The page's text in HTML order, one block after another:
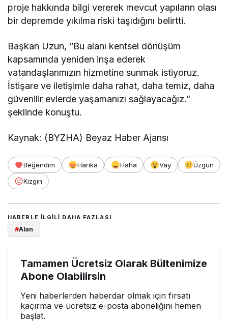
proje hakkında bilgi vererek mevcut yapıların olası
bir depremde yıkılma riski taşıdığını belirtti.
Başkan Uzun, “Bu alanı kentsel dönüşüm
kapsamında yeniden inşa ederek
vatandaşlarımızın hizmetine sunmak istiyoruz.
İstişare ve iletişimle daha rahat, daha temiz, daha
güvenilir evlerde yaşamanızı sağlayacağız.”
şeklinde konuştu.
Kaynak: (BYZHA) Beyaz Haber Ajansı
Beğendim Harika Haha Vay
Üzgün
Kızgın
HABERLE ILGILI DAHA FAZLASI
#Alan
Tamamen Ücretsiz Olarak Bültenimize
Abone Olabilirsin
Yeni haberlerden haberdar olmak için fırsatı
kaçırma ve ücretsiz e-posta aboneliğini hemen
başlat.